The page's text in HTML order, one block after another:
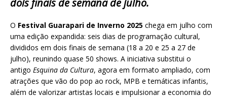
A
p
p
dois finais de semana de julho.
O Festival Guarapari de Inverno 2025 chega em julho com
uma edição expandida: seis dias de programação cultural,
divididos em dois finais de semana (18 a 20 e 25 a 27 de
julho), reunindo quase 50 shows. A iniciativa substitui o
antigo Esquina da Cultura, agora em formato ampliado, com
atrações que vão do pop ao rock, MPB e temáticas infantis,
além de valorizar artistas locais e impulsionar a economia do